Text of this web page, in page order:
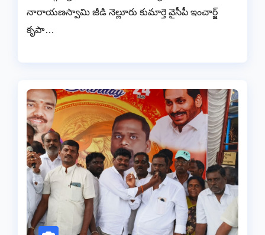
నారాయణస్వామి జీడి నెల్లూరు కుమార్తె వైసీపీ ఇంచార్జ్
కృపా…